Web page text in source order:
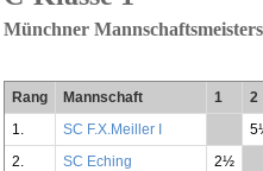
Münchner
Rang Mannschaft 1
2
1.
SC F.X.Meiller I
2.
SC Eching 2½